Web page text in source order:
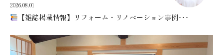
2026.08.01
【雑誌掲載情報】リフォーム・リノベーション事例･･･